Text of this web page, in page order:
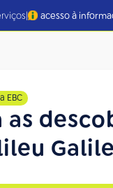
| acesso à
EBC